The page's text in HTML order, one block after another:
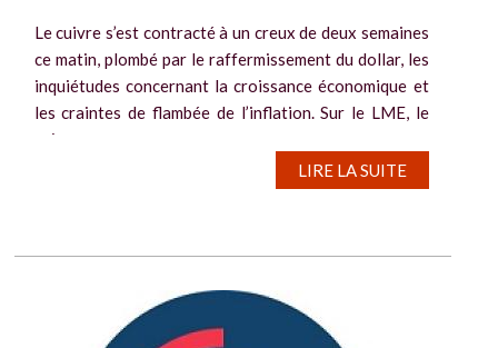
Le cuivre s’est contracté à un creux de deux semaines
ce matin, plombé par le raffermissement du dollar, les
inquiétudes concernant la croissance économique et
les craintes de flambée de l’inflation. Sur le LME, le
cuivre pour...
LIRE LA SUITE